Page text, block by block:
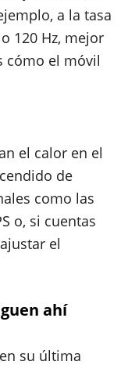
a la tasa
120 Hz, mejor
cómo el móvil
el calor en el
de
como las
o, si cuentas
el
ahí
su última